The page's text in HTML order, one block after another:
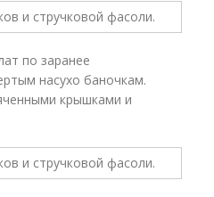
по заранее
насухо баночкам.
крышками и